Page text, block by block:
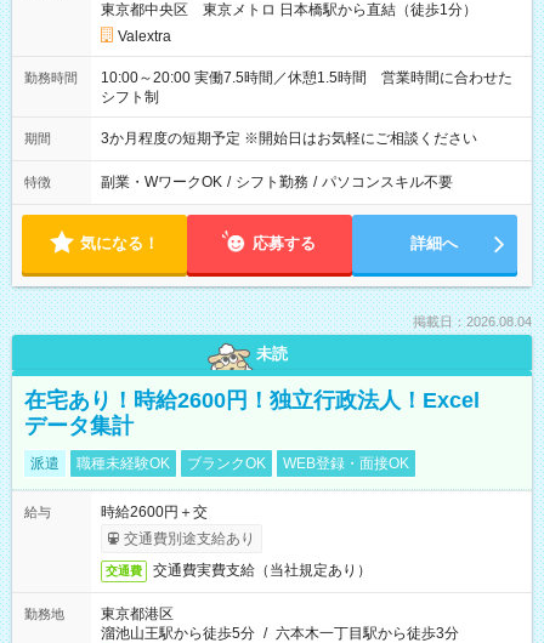
東京都中央区 東京メトロ 日本橋駅から直結（徒歩1分）
Valextra
勤務時間
10:00～20:00 実働7.5時間／休憩1.5時間 営業時間に合わせた
シフト制
期間 3か月程度の短期予定 ※開始日はお気軽にご相談ください
特徴 副業・WワークOK / シフト勤務 / パソコンスキル不要
気になる！ 応募する 詳細へ
掲載日：2026.08.04
未読
在宅あり！時給2600円！独立行政法人！Excel
データ集計
派遣 職種未経験OK ブランクOK WEB登録・面接OK
給与
時給2600円＋交
交通費別途支給あり
交通費 交通費実費支給（当社規定あり）
勤務地
東京都港区
溜池山王駅から徒歩5分 / 六本木一丁目駅から徒歩3分